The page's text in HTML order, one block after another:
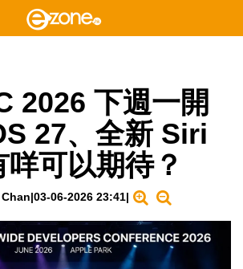
2026 下週一開
27、全新 Siri
可以期待？
|03-06-2026 23:41|